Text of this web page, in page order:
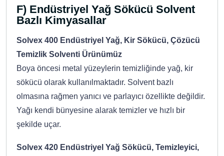
F) Endüstriyel Yağ Sökücü Solvent
Bazlı Kimyasallar
Solvex 400 Endüstriyel Yağ, Kir Sökücü, Çözücü
Temizlik Solventi Ürünümüz
Boya öncesi metal yüzeylerin temizliğinde yağ, kir
sökücü olarak kullanılmaktadır. Solvent bazlı
olmasına rağmen yanıcı ve parlayıcı özellikte değildir.
Yağı kendi bünyesine alarak temizler ve hızlı bir
şekilde uçar.
Solvex 420 Endüstriyel Yağ Sökücü, Temizleyici,